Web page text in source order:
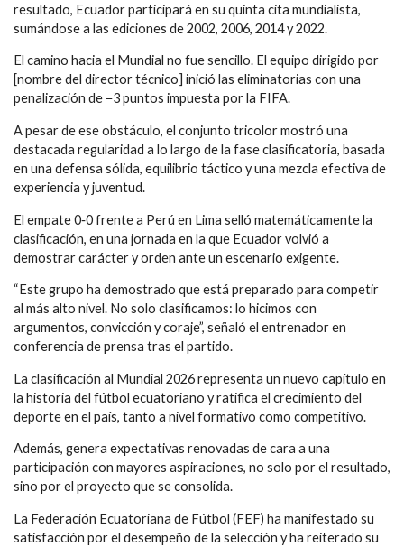
resultado, Ecuador participará en su quinta cita mundialista,
sumándose a las ediciones de 2002, 2006, 2014 y 2022.
El camino hacia el Mundial no fue sencillo. El equipo dirigido por
[nombre del director técnico] inició las eliminatorias con una
penalización de −3 puntos impuesta por la FIFA.
A pesar de ese obstáculo, el conjunto tricolor mostró una
destacada regularidad a lo largo de la fase clasificatoria, basada
en una defensa sólida, equilibrio táctico y una mezcla efectiva de
experiencia y juventud.
El empate 0‑0 frente a Perú en Lima selló matemáticamente la
clasificación, en una jornada en la que Ecuador volvió a
demostrar carácter y orden ante un escenario exigente.
“Este grupo ha demostrado que está preparado para competir
al más alto nivel. No solo clasificamos: lo hicimos con
argumentos, convicción y coraje”, señaló el entrenador en
conferencia de prensa tras el partido.
La clasificación al Mundial 2026 representa un nuevo capítulo en
la historia del fútbol ecuatoriano y ratifica el crecimiento del
deporte en el país, tanto a nivel formativo como competitivo.
Además, genera expectativas renovadas de cara a una
participación con mayores aspiraciones, no solo por el resultado,
sino por el proyecto que se consolida.
La Federación Ecuatoriana de Fútbol (FEF) ha manifestado su
satisfacción por el desempeño de la selección y ha reiterado su